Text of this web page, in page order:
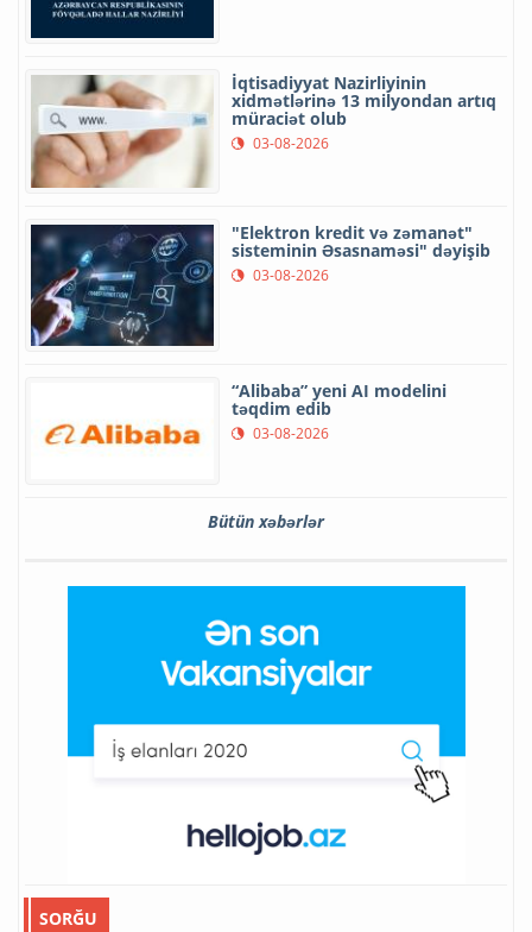
İqtisadiyyat Nazirliyinin
xidmətlərinə 13 milyondan artıq
müraciət olub
03-08-2026
"Elektron kredit və zəmanət"
sisteminin Əsasnaməsi" dəyişib
03-08-2026
“Alibaba” yeni AI modelini
təqdim edib
03-08-2026
Bütün xəbərlər
SORĞU